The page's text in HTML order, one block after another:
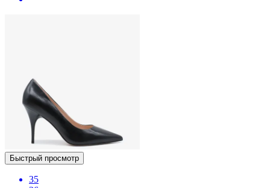
Быстрый просмотр
35